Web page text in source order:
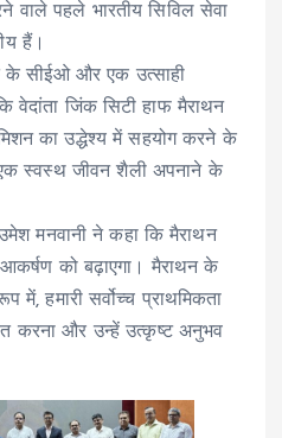
वाले पहले भारतीय सिविल सेवा
हैं।
के सीईओ और एक उत्साही
वेदांता जिंक सिटी हाफ मैराथन
का उद्धेश्य में सहयोग करने के
एक स्वस्थ जीवन शैली अपनाने के
मनवानी ने कहा कि मैराथन
को बढ़ाएगा। मैराथन के
हमारी सर्वोच्च प्राथमिकता
करना और उन्हें उत्कृष्ट अनुभव